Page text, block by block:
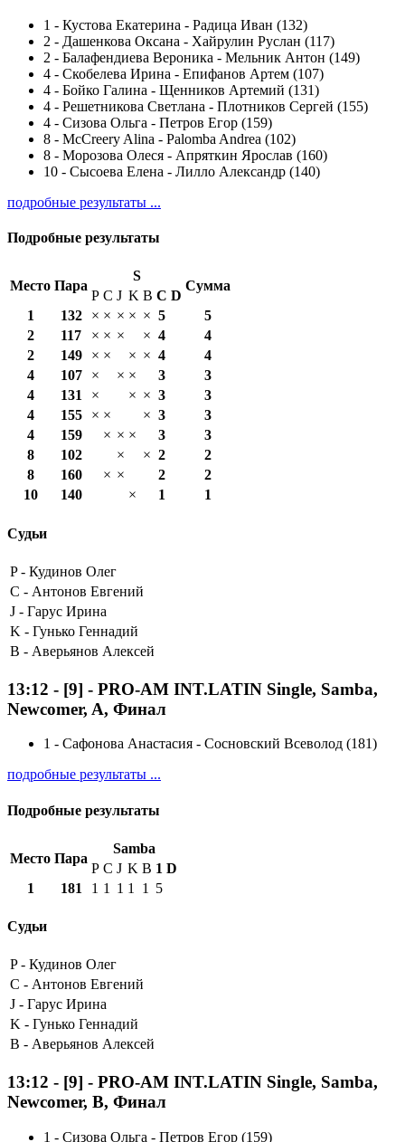
1 - Кустова Екатерина - Радица Иван (132)
2 - Дашенкова Оксана - Хайрулин Руслан (117)
2 - Балафендиева Вероника - Мельник Антон (149)
4 - Скобелева Ирина - Епифанов Артем (107)
4 - Бойко Галина - Щенников Артемий (131)
4 - Решетникова Светлана - Плотников Сергей (155)
4 - Сизова Ольга - Петров Егор (159)
8 - McCreery Alina - Palomba Andrea (102)
8 - Морозова Олеся - Апряткин Ярослав (160)
10 - Сысоева Елена - Лилло Александр (140)
подробные результаты ...
Подробные результаты
Место Пара
S
Сумма
P C J K B С D
1
132 × × × × × 5
5
2
117 × × × × 4
4
2
149 × × × × 4
4
4
107 × × × 3
3
4
131 × × × 3
3
4
155 × × × 3
3
4
159 × × × 3
3
8
102 × × 2
2
8
160 × × 2
2
10
140 × 1 1
Судьи
P - Кудинов Олег
C - Антонов Евгений
J - Гарус Ирина
K - Гунько Геннадий
B - Аверьянов Алексей
13:12 - [9] - PRO-AM INT.LATIN Single, Samba,
Newcomer, A, Финал
1 - Сафонова Анастасия - Сосновский Всеволод (181)
подробные результаты ...
Подробные результаты
Место Пара
Samba
P C J K B 1 D
1
181 1 1 1 1 1 5
Судьи
P - Кудинов Олег
C - Антонов Евгений
J - Гарус Ирина
K - Гунько Геннадий
B - Аверьянов Алексей
13:12 - [9] - PRO-AM INT.LATIN Single, Samba,
Newcomer, B, Финал
1 - Сизова Ольга - Петров Егор (159)